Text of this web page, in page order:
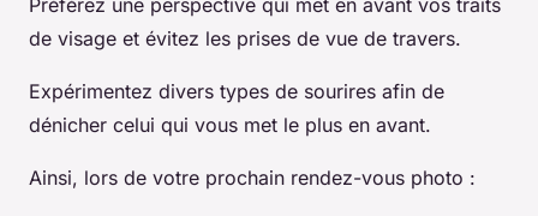
de visage et évitez les prises de vue de travers.
Expérimentez divers types de sourires afin de
dénicher celui qui vous met le plus en avant.
Ainsi, lors de votre prochain rendez-vous photo :